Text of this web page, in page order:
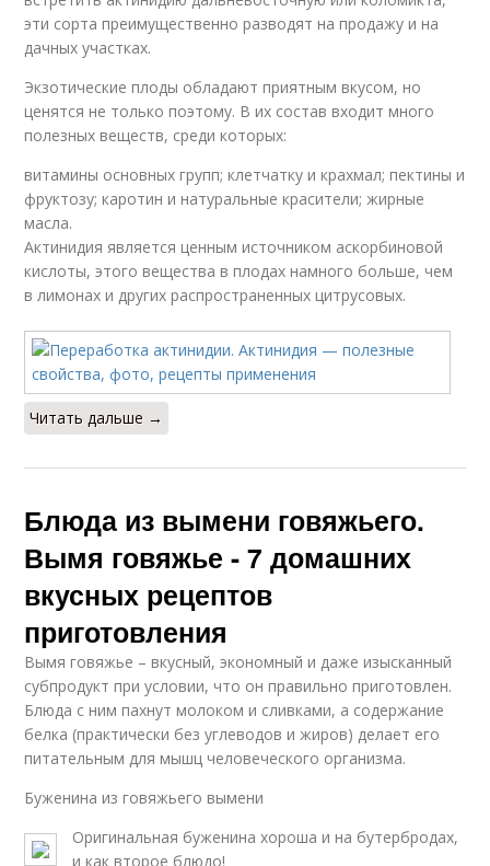
эти сорта преимущественно разводят на продажу и на
дачных участках.
Экзотические плоды обладают приятным вкусом, но
ценятся не только поэтому. В их состав входит много
полезных веществ, среди которых:
витамины основных групп; клетчатку и крахмал; пектины и
фруктозу; каротин и натуральные красители; жирные
масла.
Актинидия является ценным источником аскорбиновой
кислоты, этого вещества в плодах намного больше, чем
в лимонах и других распространенных цитрусовых.
Читать дальше →
Блюда из вымени говяжьего.
Вымя говяжье - 7 домашних
вкусных рецептов
приготовления
Вымя говяжье – вкусный, экономный и даже изысканный
субпродукт при условии, что он правильно приготовлен.
Блюда с ним пахнут молоком и сливками, а содержание
белка (практически без углеводов и жиров) делает его
питательным для мышц человеческого организма.
Буженина из говяжьего вымени
Оригинальная буженина хороша и на бутербродах,
и как второе блюдо!